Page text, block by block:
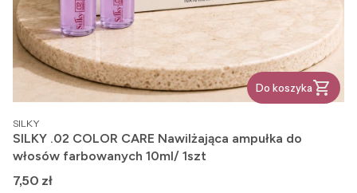
Do koszyka
PRODUCENT
SILKY
SILKY .02 COLOR CARE Nawilżająca ampułka do
włosów farbowanych 10ml/ 1szt
Cena
7,50 zł